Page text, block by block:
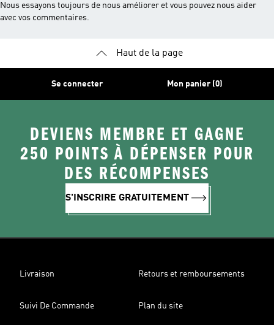
Nous essayons toujours de nous améliorer et vous pouvez nous aider
avec vos commentaires.
Haut de la page
Se connecter Mon panier (0)
DEVIENS MEMBRE ET GAGNE
250 POINTS À DÉPENSER POUR
DES RÉCOMPENSES
S'INSCRIRE GRATUITEMENT
Livraison Retours et remboursements
Suivi De Commande Plan du site